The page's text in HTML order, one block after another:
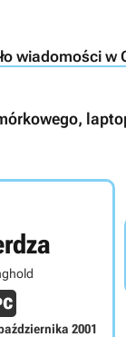
wiadomości w
2001